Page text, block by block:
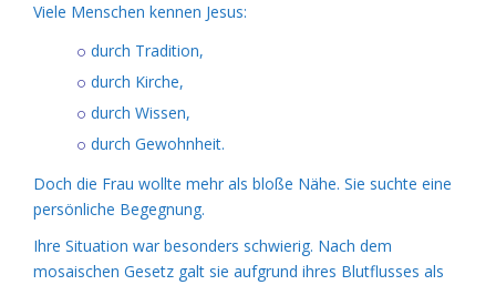
Viele Menschen kennen Jesus:
durch Tradition,
durch Kirche,
durch Wissen,
durch Gewohnheit.
Doch die Frau wollte mehr als bloße Nähe. Sie suchte eine
persönliche Begegnung.
Ihre Situation war besonders schwierig. Nach dem
mosaischen Gesetz galt sie aufgrund ihres Blutflusses als